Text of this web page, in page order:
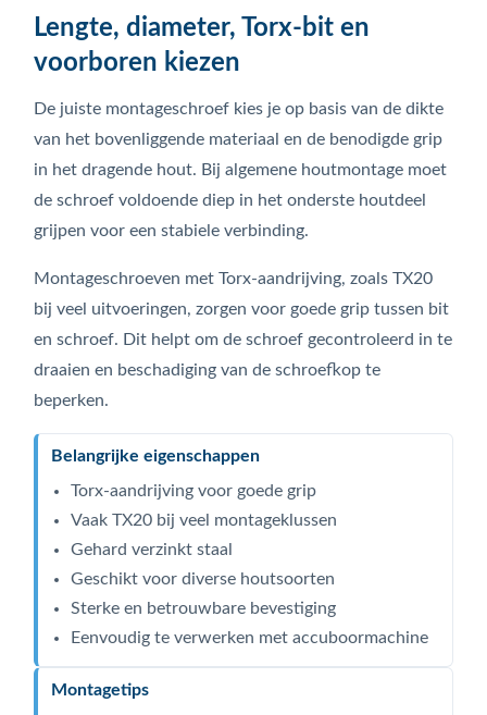
Lengte, diameter, Torx-bit en
voorboren kiezen
De juiste montageschroef kies je op basis van de dikte
van het bovenliggende materiaal en de benodigde grip
in het dragende hout. Bij algemene houtmontage moet
de schroef voldoende diep in het onderste houtdeel
grijpen voor een stabiele verbinding.
Montageschroeven met Torx-aandrijving, zoals TX20
bij veel uitvoeringen, zorgen voor goede grip tussen bit
en schroef. Dit helpt om de schroef gecontroleerd in te
draaien en beschadiging van de schroefkop te
beperken.
Belangrijke eigenschappen
Torx-aandrijving voor goede grip
Vaak TX20 bij veel montageklussen
Gehard verzinkt staal
Geschikt voor diverse houtsoorten
Sterke en betrouwbare bevestiging
Eenvoudig te verwerken met accuboormachine
Montagetips